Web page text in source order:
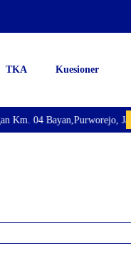
TKA Kuesioner
Jawa Tengah.